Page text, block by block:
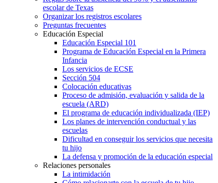
escolar de Texas
Organizar los registros escolares
Preguntas frecuentes
Educación Especial
Educación Especial 101
Programa de Educación Especial en la Primera
Infancia
Los servicios de ECSE
Sección 504
Colocación educativas
Proceso de admisión, evaluación y salida de la
escuela (ARD)
El programa de educación individualizada (IEP)
Los planes de intervención conductual y las
escuelas
Dificultad en conseguir los servicios que necesita
tu hijo
La defensa y promoción de la educación especial
Relaciones personales
La intimidación